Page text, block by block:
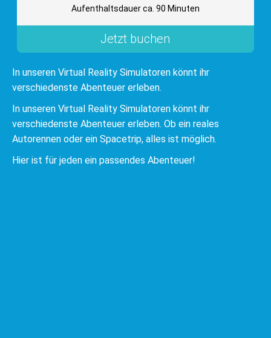
Aufenthaltsdauer ca. 90 Minuten
Jetzt buchen
In unseren Virtual Reality Simulatoren könnt ihr
verschiedenste Abenteuer erleben.
In unseren Virtual Reality Simulatoren könnt ihr
verschiedenste Abenteuer erleben. Ob ein reales
Autorennen oder ein Spacetrip, alles ist möglich.
Hier ist für jeden ein passendes Abenteuer!